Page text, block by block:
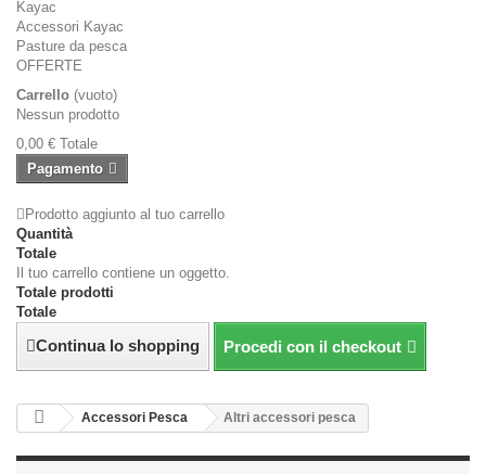
Kayac
Accessori Kayac
Pasture da pesca
OFFERTE
Carrello (vuoto)
Nessun prodotto
0,00 € Totale
Pagamento
Prodotto aggiunto al tuo carrello
Quantità
Totale
Il tuo carrello contiene un oggetto.
Totale prodotti
Totale
Continua lo shopping Procedi con il checkout
Accessori Pesca Altri accessori pesca